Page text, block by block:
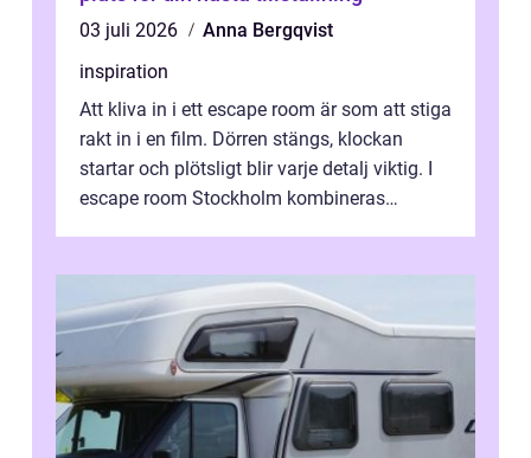
03 juli 2026
Anna Bergqvist
inspiration
Att kliva in i ett escape room är som att stiga
rakt in i en film. Dörren stängs, klockan
startar och plötsligt blir varje detalj viktig. I
escape room Stockholm kombineras